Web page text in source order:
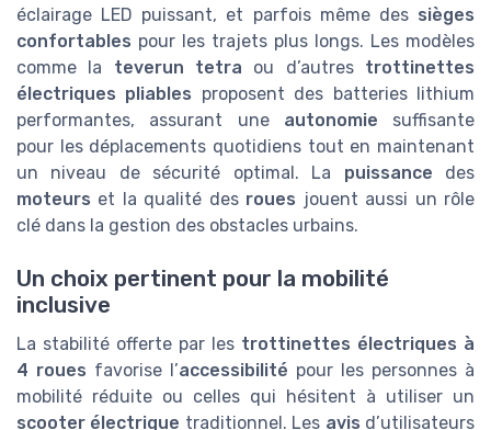
éclairage LED puissant, et parfois même des sièges
confortables pour les trajets plus longs. Les modèles
comme la teverun tetra ou d’autres trottinettes
électriques pliables proposent des batteries lithium
performantes, assurant une autonomie suffisante
pour les déplacements quotidiens tout en maintenant
un niveau de sécurité optimal. La puissance des
moteurs et la qualité des roues jouent aussi un rôle
clé dans la gestion des obstacles urbains.
Un choix pertinent pour la mobilité
inclusive
La stabilité offerte par les trottinettes électriques à
4 roues favorise l’accessibilité pour les personnes à
mobilité réduite ou celles qui hésitent à utiliser un
scooter électrique traditionnel. Les avis d’utilisateurs